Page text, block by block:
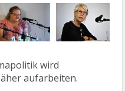
wird
aufarbeiten.